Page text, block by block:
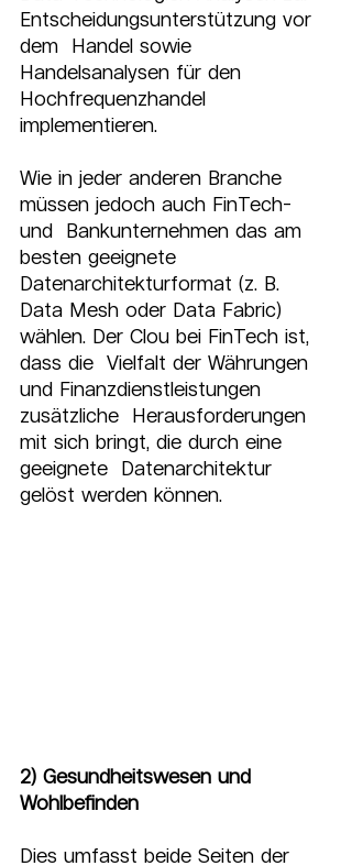
Entscheidungsunterstützung vor
dem  Handel sowie
Handelsanalysen für den
Hochfrequenzhandel
implementieren.
Wie in jeder anderen Branche
müssen jedoch auch FinTech-
und  Bankunternehmen das am
besten geeignete
Datenarchitekturformat (z. B.
Data Mesh oder Data Fabric)
wählen. Der Clou bei FinTech ist,
dass die  Vielfalt der Währungen
und Finanzdienstleistungen
zusätzliche  Herausforderungen
mit sich bringt, die durch eine
geeignete  Datenarchitektur
gelöst werden können.
2) Gesundheitswesen und
Wohlbefinden
Dies umfasst beide Seiten der